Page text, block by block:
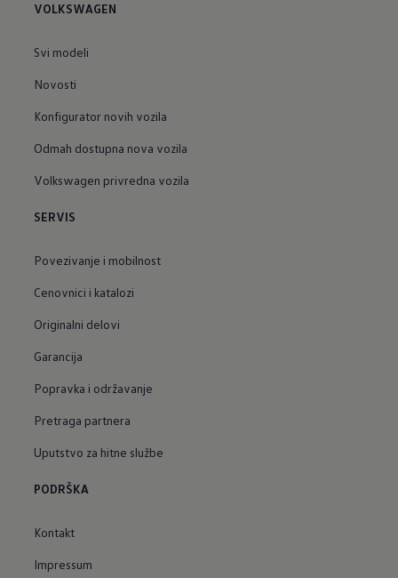
VOLKSWAGEN
Svi modeli
Novosti
Konfigurator novih vozila
Odmah dostupna nova vozila
Volkswagen privredna vozila
SERVIS
Povezivanje i mobilnost
Cenovnici i katalozi
Originalni delovi
Garancija
Popravka i održavanje
Pretraga partnera
Uputstvo za hitne službe
PODRŠKA
Kontakt
Impressum